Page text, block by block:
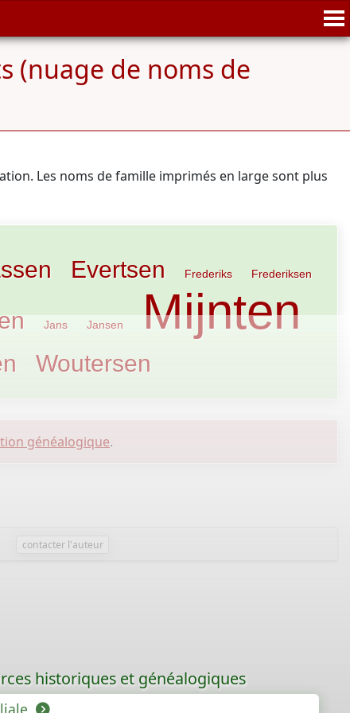
(nuage de noms de
Les noms de famille imprimés en large sont plus
Evertsen Frederiks Frederiksen
Jans Jansen Mijnten
Woutersen
généalogique.
contacter l'auteur
historiques et généalogiques